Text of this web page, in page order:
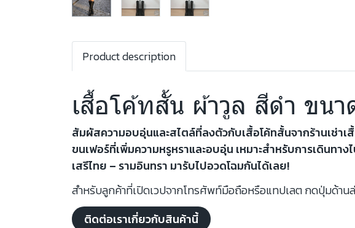
Product description
เสื้อโค้ทสั้น ผ้าวูล สีดำ ขนา
สัมผัสความอบอุ่นและสไตล์ที่ลงตัวกับเสื้อโค้ทสั้นจากร้านเช่
ขนเฟอร์ที่เพิ่มความหรูหราและอบอุ่น เหมาะสำหรับการเดินท
เสรีไทย – รามอินทรา มารับไปอวดโฉมกันได้เลย!
สำหรับลูกค้าที่เปิดเวปจากโทรศัพท์มือถือหรือแทปเลต กดปุ่มด้านล่
ติดต่อเราเกี่ยวกับสินค้านี้